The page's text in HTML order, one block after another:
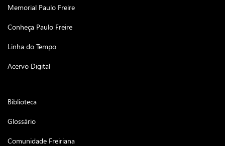
Memorial Paulo Freire
Conheça Paulo Freire
Linha do Tempo
Acervo Digital
Biblioteca
Glossário
Comunidade Freiriana